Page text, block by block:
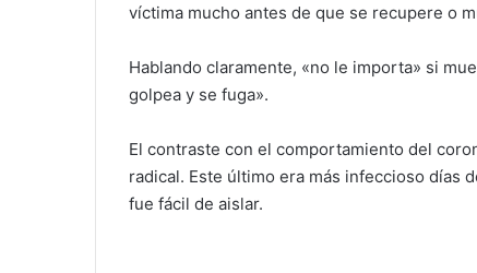
víctima mucho antes de que se recupere o
Hablando claramente, «no le importa» si
golpea y se fuga».
El contraste con el comportamiento del
radical. Este último era más infeccioso días
fue fácil de aislar.